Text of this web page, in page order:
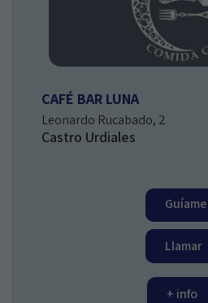
CAFÉ BAR LUNA
Leonardo Rucabado, 2
Castro Urdiales
Guíame
Llamar
+ info